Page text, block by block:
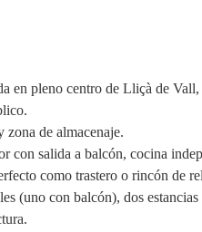
en pleno centro de Lliçà de
zona de almacenaje.
con salida a balcón, cocina
como trastero o rincón de
(uno con balcón), dos